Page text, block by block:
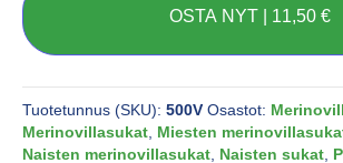
OSTA NYT | 11,50 €
Tuotetunnus (SKU): 500V Osastot:
Merinovillasukat Miesten
Naisten merinovillasukat Naisten sukat